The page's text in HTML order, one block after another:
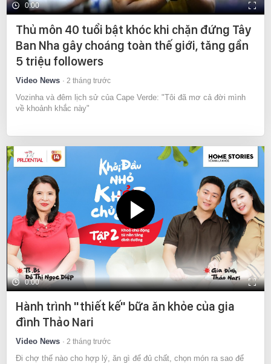
0:00
Thủ môn 40 tuổi bật khóc khi chặn đứng Tây
Ban Nha gây choáng toàn thế giới, tăng gần
5 triệu followers
Video News 2 tháng trước
Vozinha và đêm lịch sử của Cape Verde: "Tôi đã mơ cả đời mình
về khoảnh khắc này"
0:00
Hành trình "thiết kế" bữa ăn khỏe của gia
đình Thảo Nari
Video News 2 tháng trước
Đi chợ thế nào cho hợp lý, ăn gì để đủ chất, chọn món ra sao để